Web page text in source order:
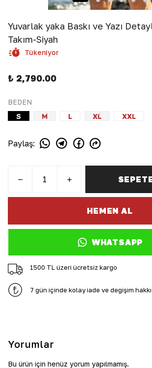
Yuvarlak yaka Baskı ve Yazı
Takım-Siyah
Tükeniyor
₺ 2,790.00
BEDEN
S
M L XL XXL
Paylaş:
HEMEN AL
WHATSAPP
1500 TL üzeri ücretsiz kargo
7 gün içinde kolay iade ve değişim hakkı
Yorumlar
Bu ürün için henüz yorum yapılmamış.